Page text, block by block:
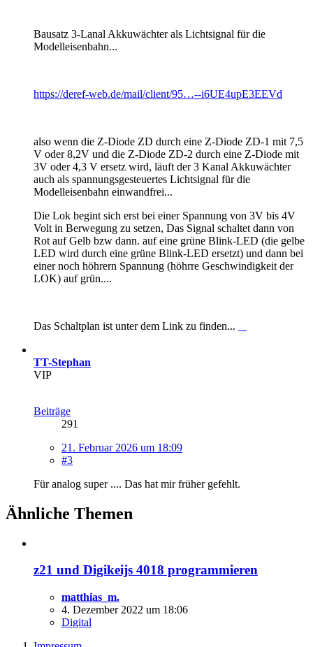
Bausatz 3-Lanal Akkuwächter als Lichtsignal für die
Modelleisenbahn...
https://deref-web.de/mail/client/95…--i6UE4upE3EEVd
also wenn die Z-Diode ZD durch eine Z-Diode ZD-1 mit 7,5
V oder 8,2V und die Z-Diode ZD-2 durch eine Z-Diode mit
3V oder 4,3 V ersetz wird, läuft der 3 Kanal Akkuwächter
auch als spannungsgesteuertes Lichtsignal für die
Modelleisenbahn einwandfrei...
Die Lok begint sich erst bei einer Spannung von 3V bis 4V
Volt in Berwegung zu setzen, Das Signal schaltet dann von
Rot auf Gelb bzw dann. auf eine grüne Blink-LED (die gelbe
LED wird durch eine grüne Blink-LED ersetzt) und dann bei
einer noch höhrern Spannung (höhrre Geschwindigkeit der
LOK) auf grün....
Das Schaltplan ist unter dem Link zu finden...
TT-Stephan
VIP
Beiträge
291
21. Februar 2026 um 18:09
#3
Für analog super .... Das hat mir früher gefehlt.
Ähnliche Themen
z21 und Digikeijs 4018 programmieren
matthias_m.
4. Dezember 2022 um 18:06
Digital